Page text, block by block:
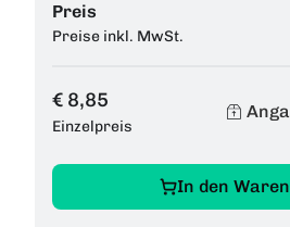
Preis
Preise inkl. MwSt.
€ 8,85
Einzelpreis
In den